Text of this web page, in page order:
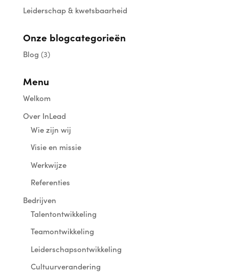
Leiderschap & kwetsbaarheid
Onze blogcategorieën
Blog (3)
Menu
Welkom
Over InLead
Wie zijn wij
Visie en missie
Werkwijze
Referenties
Bedrijven
Talentontwikkeling
Teamontwikkeling
Leiderschapsontwikkeling
Cultuurverandering